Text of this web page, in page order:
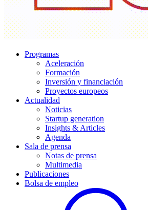
Programas
Aceleración
Formación
Inversión y financiación
Proyectos europeos
Actualidad
Noticias
Startup generation
Insights & Articles
Agenda
Sala de prensa
Notas de prensa
Multimedia
Publicaciones
Bolsa de empleo